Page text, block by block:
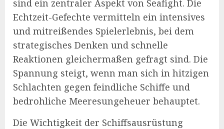
sind ein zentraler Aspekt von Seafight. Die
Echtzeit-Gefechte vermitteln ein intensives
und mitreißendes Spielerlebnis, bei dem
strategisches Denken und schnelle
Reaktionen gleichermaßen gefragt sind. Die
Spannung steigt, wenn man sich in hitzigen
Schlachten gegen feindliche Schiffe und
bedrohliche Meeresungeheuer behauptet.
Die Wichtigkeit der Schiffsausrüstung